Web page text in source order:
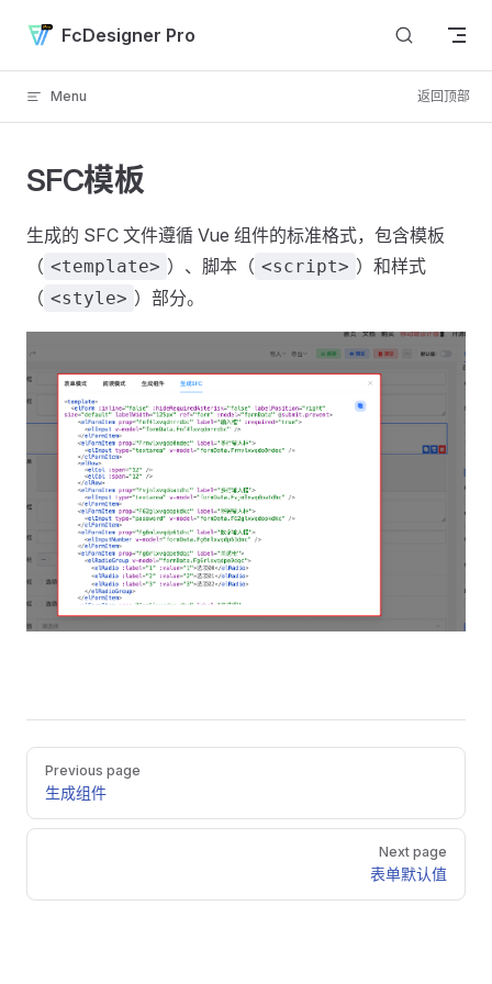
Skip to content
FcDesigner Pro
Menu 返回顶部
SFC模板
生成的 SFC 文件遵循 Vue 组件的标准格式，包含模板
（ <template> ）、脚本（ <script> ）和样式
（ <style> ）部分。
PagerPrevious page
生成组件
Next page
表单默认值